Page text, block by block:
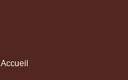
Accueil